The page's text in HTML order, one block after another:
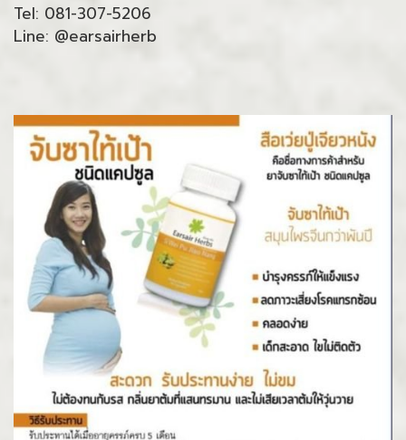
Tel: 081-307-5206
Line: @earsairherb